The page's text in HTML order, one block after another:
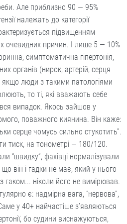
Але приблизно 90 — 95%
належать до категорії
підвищенням
очевидних причин. І лише 5 — 10%
симптоматична гіпертонія,
органів (нирок, артерій, серця
якщо люди з такими патологіями
то ті, які вважають себе
випадок. Якось зайшов у
поважного киянина. Він каже:
серце чомусь сильно стукотить”.
тиск, на тонометрі — 180/120.
“швидку”, фахівці нормалізували
він і гадки не має, який у нього
гаком... ніколи його не вимірював.
є: надмірна вага, “нервова”,
у 40+ найчастіше з’являються
бо судини виснажуються,